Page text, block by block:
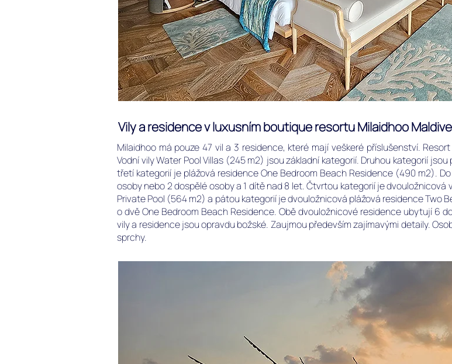
Vily a residence v luxusním boutique resortu Milaidhoo
Milaidhoo má pouze 47 vil a 3 residence, které mají veškeré příslušenství.
Vodní vily Water Pool Villas (245 m2) jsou základní kategorií. Druhou kategorií
třetí kategorií je plážová residence One Bedroom Beach Residence (490 m2).
osoby nebo 2 dospělé osoby a 1 dítě nad 8 let. Čtvrtou kategorií je
Private Pool (564 m2) a pátou kategorií je dvouložnicová plážová residence Two
o dvě One Bedroom Beach Residence. Obě dvouložnicové residence ubytují 6
vily a residence jsou opravdu božské. Zaujmou především zajímavými detaily.
sprchy.